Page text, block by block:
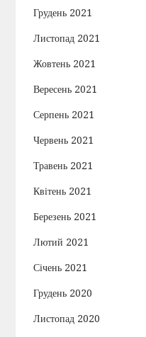
Грудень 2021
Листопад 2021
Жовтень 2021
Вересень 2021
Серпень 2021
Червень 2021
Травень 2021
Квітень 2021
Березень 2021
Лютий 2021
Січень 2021
Грудень 2020
Листопад 2020